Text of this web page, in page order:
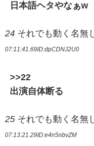
日本語ヘタやなぁw
24 それでも動く名無
07:11:41.69ID:dpCDNJ2U0
>>22
出演自体断る
25 それでも動く名無
07:13:21.29ID:e4n5nbvZM